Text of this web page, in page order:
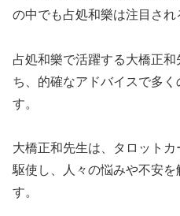
の中でも占処和樂は注目され
占処和樂で活躍する大橋正
ち、的確なアドバイスで多
す。
大橋正和先生は、タロット
駆使し、人々の悩みや不安
す。